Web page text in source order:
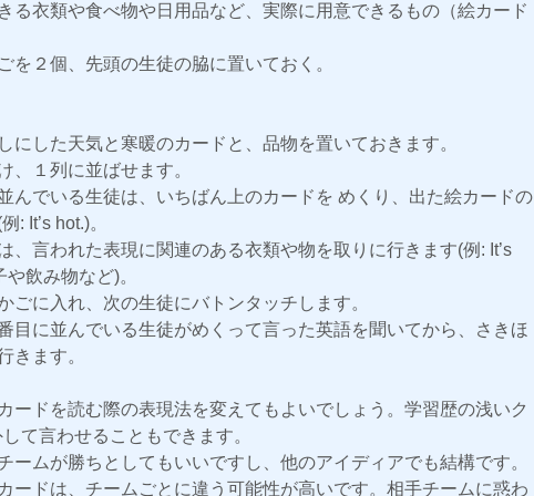
る衣類や食べ物や日用品など、実際に用意できるもの（絵カード
を２個、先頭の生徒の脇に置いておく。
にした天気と寒暖のカードと、品物を置いておきます。
、１列に並ばせます。
んでいる生徒は、いちばん上のカードを めくり、出た絵カードの
: It’s hot.)。
、言われた表現に関連のある衣類や物を取りに行きます(例: It’s
飲み物など)。
ごに入れ、次の生徒にバトンタッチします。
目に並んでいる生徒がめくって言った英語を聞いてから、さきほ
きます。
ードを読む際の表現法を変えてもよいでしょう。学習歴の浅いク
て言わせることもできます。
ームが勝ちとしてもいいですし、他のアイディアでも結構です。
ードは、チームごとに違う可能性が高いです。相手チームに惑わ